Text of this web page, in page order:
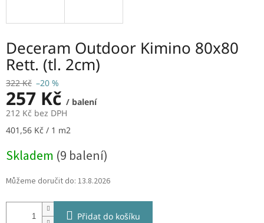
Deceram Outdoor Kimino 80x80
Rett. (tl. 2cm)
322 Kč –20 %
257 Kč / balení
212 Kč bez DPH
Měrná
401,56 Kč / 1 m2
Skladem (9 balení)
Můžeme doručit do: 13.8.2026
Přidat do košíku